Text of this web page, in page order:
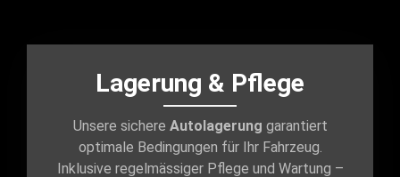
Lagerung & Pflege
Unsere sichere Autolagerung garantiert
optimale Bedingungen für Ihr Fahrzeug.
Inklusive regelmässiger Pflege und Wartung –